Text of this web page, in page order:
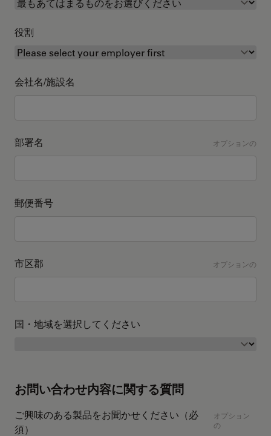
役割
会社名/施設名
部署名 オプションの
郵便番号
市区郡 オプションの
国・地域を選択してください
お問い合わせ内容に関する質問
ご興味のある製品をお聞かせください（必
須）
オプション
の